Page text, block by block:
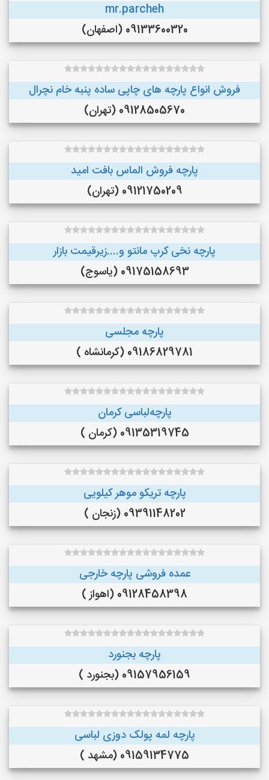
mr.parcheh
09133600320 (اصفهان)
فروش انواع پارچه های چاپی ساده پنبه خام نچرال
09128505670 (تهران)
پارچه فروش الماس بافت امید
09121750209 (تهران)
پارچه نخی کرپ مانتو و....زیرقیمت بازار
09175158693 (یاسوج)
پارچه مجلسی
09186829781 (کرمانشاه )
پارچه‌لباسی کرمان
09135319745 (کرمان )
پارچه تریکو موهر کیلویی
09391148202 (زنجان )
عمده فروشی پارچه خارجی
09128458398 (اهواز )
پارچه بجنورد
09157956159 (بجنورد )
پارچه لمه پولک دوزی لباسی
09159134775 (مشهد )